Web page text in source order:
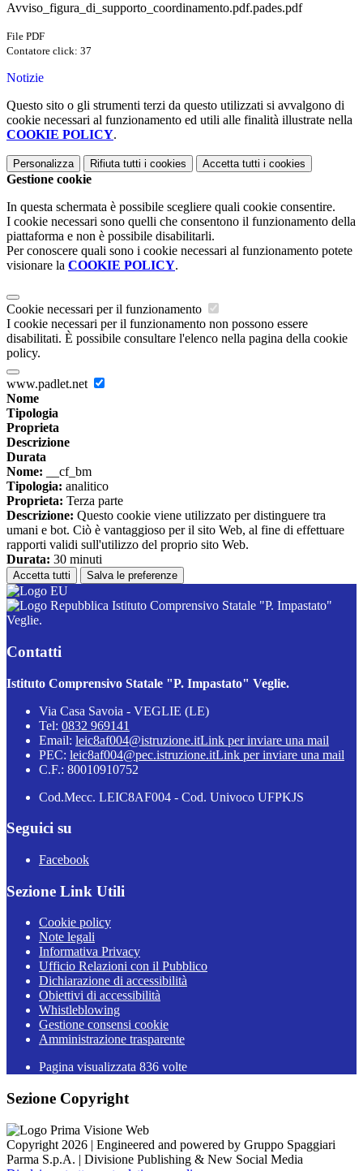
Avviso_figura_di_supporto_coordinamento.pdf.pades.pdf
File PDF
Contatore click: 37
Notizie
Questo sito o gli strumenti terzi da questo utilizzati si avvalgono di
cookie necessari al funzionamento ed utili alle finalità illustrate nella
COOKIE POLICY.
Personalizza Rifiuta tutti i cookies Accetta tutti i cookies
Gestione cookie
In questa schermata è possibile scegliere quali cookie consentire.
I cookie necessari sono quelli che consentono il funzionamento della
piattaforma e non è possibile disabilitarli.
Per conoscere quali sono i cookie necessari al funzionamento potete
visionare la COOKIE POLICY.
Cookie necessari per il funzionamento
I cookie necessari per il funzionamento non possono essere
disabilitati. È possibile consultare l'elenco nella pagina della cookie
policy.
www.padlet.net
Nome
Tipologia
Proprieta
Descrizione
Durata
Nome: __cf_bm
Tipologia: analitico
Proprieta: Terza parte
Descrizione: Questo cookie viene utilizzato per distinguere tra
umani e bot. Ciò è vantaggioso per il sito Web, al fine di effettuare
rapporti validi sull'utilizzo del proprio sito Web.
Durata: 30 minuti
Accetta tutti Salva le preferenze
Istituto Comprensivo Statale "P. Impastato"
Veglie.
Contatti
Istituto Comprensivo Statale "P. Impastato" Veglie.
Via Casa Savoia - VEGLIE (LE)
Tel: 0832 969141
Email: leic8af004@istruzione.itLink per inviare una mail
PEC: leic8af004@pec.istruzione.itLink per inviare una mail
C.F.: 80010910752
Cod.Mecc. LEIC8AF004 - Cod. Univoco UFPKJS
Seguici su
Facebook
Sezione Link Utili
Cookie policy
Note legali
Informativa Privacy
Ufficio Relazioni con il Pubblico
Dichiarazione di accessibilità
Obiettivi di accessibilità
Whistleblowing
Gestione consensi cookie
Amministrazione trasparente
Pagina visualizzata 836 volte
Sezione Copyright
Copyright 2026 | Engineered and powered by Gruppo Spaggiari
Parma S.p.A. | Divisione Publishing & New Social Media